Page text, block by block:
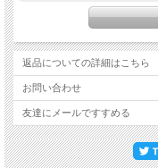
返品についての詳細はこちら
お問い合わせ
友達にメールですすめる